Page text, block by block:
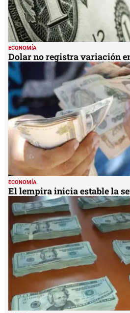
ECONOMÍA
Dolar no registra variación
ECONOMÍA
El lempira inicia estable la